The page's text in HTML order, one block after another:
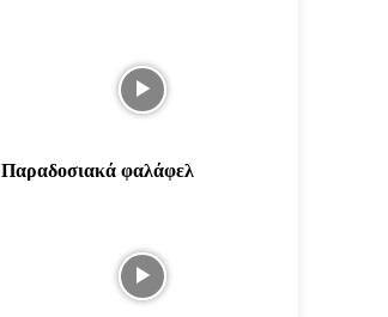
Παραδοσιακά φαλάφελ